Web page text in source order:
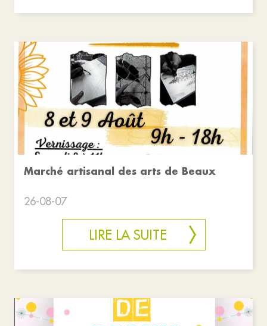
Marché artisanal des arts de Beaux
26-08-07
LIRE LA SUITE